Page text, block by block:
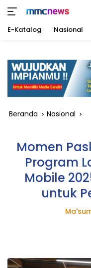
konten
E-Katalog Nasional
Beranda Nasional
Momen
Program
Mobile
untuk